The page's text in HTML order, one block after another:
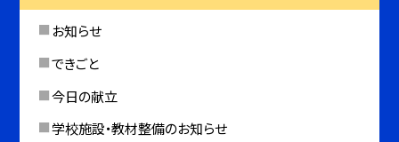
お知らせ
できごと
今日の献立
学校施設・教材整備のお知らせ